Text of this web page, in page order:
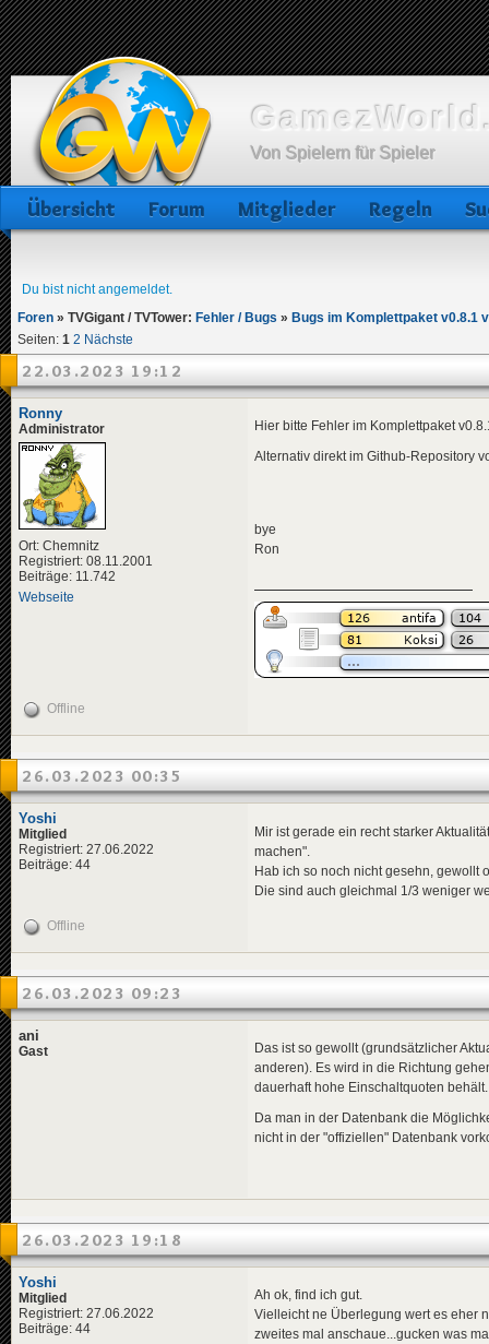
Von Spielern für Spieler
Übersicht Forum Mitglieder Regeln
Du bist nicht angemeldet.
Foren » TVGigant / TVTower: Fehler / Bugs » Bugs im Komplettpaket v0.8.1
Seiten: 1 2 Nächste
22.03.2023 19:12
Ronny
Administrator
Ort: Chemnitz
Registriert: 08.11.2001
Beiträge: 11.742
Webseite
Hier bitte Fehler im Komplettpaket
Alternativ direkt im Github-Repository
bye
Ron
Offline
26.03.2023 00:35
Yoshi
Mitglied
Registriert: 27.06.2022
Beiträge: 44
Mir ist gerade ein recht starker
machen".
Hab ich so noch nicht gesehn, gewollt
Die sind auch gleichmal 1/3 weniger
Offline
26.03.2023 09:23
ani
Gast
Das ist so gewollt (grundsätzlicher
anderen). Es wird in die Richtung
dauerhaft hohe Einschaltquoten behält.
Da man in der Datenbank die
nicht in der "offiziellen" Datenbank
26.03.2023 19:18
Yoshi
Mitglied
Registriert: 27.06.2022
Beiträge: 44
Ah ok, find ich gut.
Vielleicht ne Überlegung wert es eher
zweites mal anschaue...gucken was